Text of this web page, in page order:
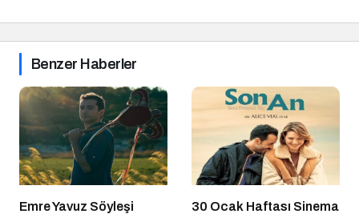
Benzer Haberler
Emre Yavuz Söyleşi
30 Ocak Haftası Sinema